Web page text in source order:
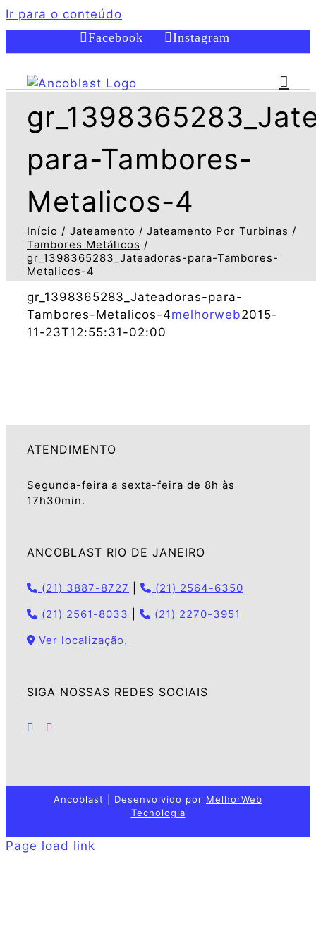
Ir para o conteúdo
Facebook
Instagram
para-Tambores-
Metalicos-4
Início Jateamento
Jateamento Por Turbinas
Tambores Metálicos
gr_1398365283_Jateadoras-para-Tambores-
Metalicos-4
gr_1398365283_Jateadoras-para-
Tambores-Metalicos-4melhorweb2015-
11-23T12:55:31-02:00
ATENDIMENTO
Segunda-feira a sexta-feira de 8h às
17h30min.
ANCOBLAST RIO DE JANEIRO
(21) 3887-8727
(21) 2564-6350
(21) 2561-8033
(21) 2270-3951
Ver localização.
SIGA NOSSAS REDES SOCIAIS
Ancoblast | Desenvolvido por MelhorWeb
Tecnologia
Page load link